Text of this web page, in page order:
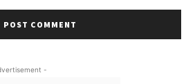
-